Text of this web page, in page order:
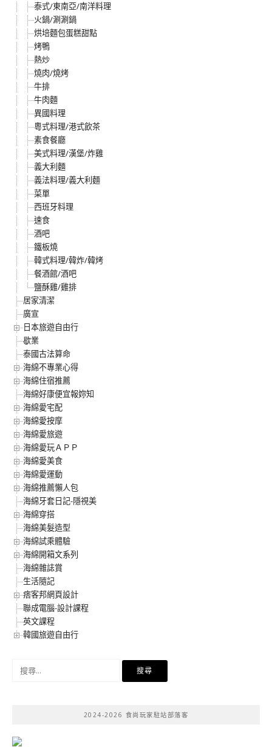
泰式/東南亞/南洋料理
火鍋/涮涮鍋
烘培麵包蛋糕甜點
烤鴨
熱炒
燒肉/燒烤
牛排
牛肉麵
異國料理
粵式料理/港式飲茶
素食餐廳
美式料理/漢堡/炸雞
義大利麵
義法料理/義大利麵
菜單
西班牙料理
速食
酒吧
鐵板燒
韓式料理/韓炸/韓烤
餐酒館/酒吧
鹽酥雞/雞排
居家清潔
廣宣
日本旅遊自由行
歇業
泰國古法算命
海綿不專業心得
海綿住宿推薦
海綿好康便宜報妳知
海綿愛宅配
海綿愛按摩
海綿愛旅遊
海綿愛玩ＡＰＰ
海綿愛美食
海綿愛運動
海綿推薦懶人包
海綿牙套日記-隱視美
海綿穿搭
海綿美髮造型
海綿試乘體驗
海綿開箱文系列
海綿雜誌賞
生活隨記
痞客邦網頁設計
聯成電腦-設計課程
英文課程
韓國旅遊自由行
2024-2026 食尚玩家駐站部落客